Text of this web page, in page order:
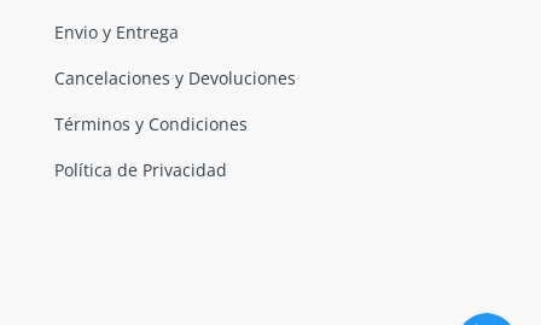
Envio y Entrega
Cancelaciones y Devoluciones
Términos y Condiciones
Política de Privacidad